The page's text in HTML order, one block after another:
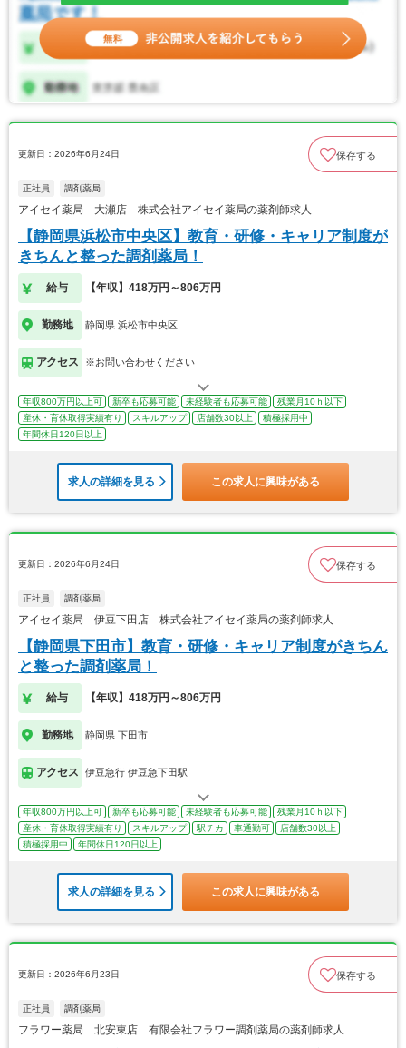
更新日：2026年6月24日 保存する
正社員 調剤薬局
アイセイ薬局 大瀬店 株式会社アイセイ薬局の薬剤師求人
【静岡県浜松市中央区】教育・研修・キャリア制度が
きちんと整った調剤薬局！
給与 【年収】418万円～806万円
勤務地 静岡県 浜松市中央区
アクセス ※お問い合わせください
年収800万円以上可 新卒も応募可能 未経験者も応募可能
残業月10ｈ以下
産休・育休取得実績有り
スキルアップ 店舗数30以上
積極採用中
年間休日120日以上
求人の詳細を見る この求人に興味がある
更新日：2026年6月24日 保存する
正社員 調剤薬局
アイセイ薬局 伊豆下田店 株式会社アイセイ薬局の薬剤師求人
【静岡県下田市】教育・研修・キャリア制度がきちん
と整った調剤薬局！
給与 【年収】418万円～806万円
勤務地 静岡県 下田市
アクセス 伊豆急行 伊豆急下田駅
年収800万円以上可 新卒も応募可能 未経験者も応募可能
残業月10ｈ以下
産休・育休取得実績有り
スキルアップ 駅チカ 車通勤可
店舗数30以上
積極採用中
年間休日120日以上
求人の詳細を見る この求人に興味がある
更新日：2026年6月23日 保存する
正社員 調剤薬局
フラワー薬局 北安東店 有限会社フラワー調剤薬局の薬剤師求人